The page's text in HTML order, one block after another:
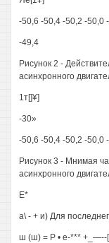
-50,6 -50,4 -50,2 -50,0
-49,4
Рисунок 2 -
асинхронного
1т[]¥]
-30»
-50,6 -50,4 -50,2 -50,0
Рисунок 3 - Мнимая
асинхронного
Е*
а\ - + и) Для
ш (ш) = Р • е-*** +_—--[-